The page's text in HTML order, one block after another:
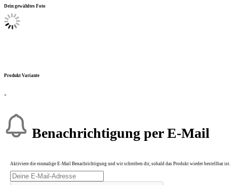
Dein gewähltes Foto
Produkt Variante
×
Benachrichtigung per E-Mail
Aktiviere die einmalige E-Mail Benachrichtigung und wir schreiben dir, sobald das Produkt wieder bestellbar ist.